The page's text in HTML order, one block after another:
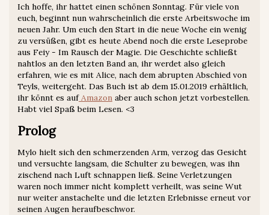
Ich hoffe, ihr hattet einen schönen Sonntag. Für viele von
euch, beginnt nun wahrscheinlich die erste Arbeitswoche im
neuen Jahr. Um euch den Start in die neue Woche ein wenig
zu versüßen, gibt es heute Abend noch die erste Leseprobe
aus Feiy - Im Rausch der Magie. Die Geschichte schließt
nahtlos an den letzten Band an, ihr werdet also gleich
erfahren, wie es mit Alice, nach dem abrupten Abschied von
Teyls, weitergeht. Das Buch ist ab dem 15.01.2019 erhältlich,
ihr könnt es aufAmazon aber auch schon jetzt vorbestellen.
Habt viel Spaß beim Lesen. <3
Prolog
Mylo hielt sich den schmerzenden Arm, verzog das Gesicht
und versuchte langsam, die Schulter zu bewegen, was ihn
zischend nach Luft schnappen ließ. Seine Verletzungen
waren noch immer nicht komplett verheilt, was seine Wut
nur weiter anstachelte und die letzten Erlebnisse erneut vor
seinen Augen heraufbeschwor.